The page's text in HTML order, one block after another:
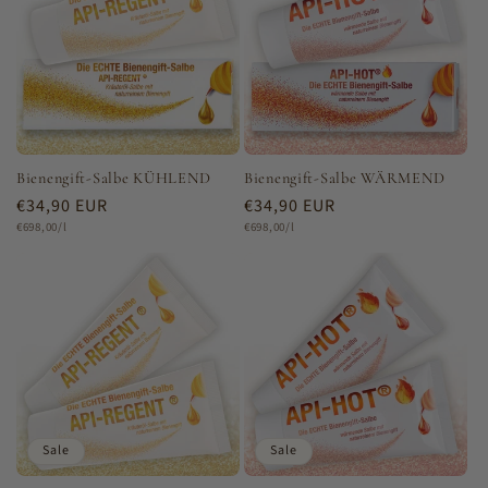
Bienengift-Salbe KÜHLEND
Normaler
Preis
€34,90 EUR
Grundpreis
€698,00/l
Bienengift-Salbe WÄRMEND
Normaler
Preis
€34,90 EUR
Grundpreis
€698,00/l
Sale Sale